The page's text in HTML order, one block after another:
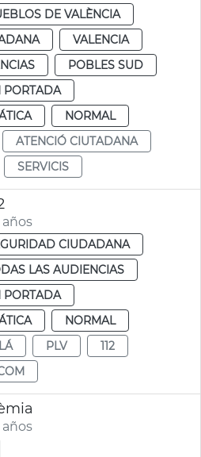
DE VALÈNCIA
VALENCIA
POBLES SUD
PORTADA
NORMAL
ATENCIÓ CIUTADANA
SERVICIS
CIUDADANA
LAS AUDIENCIAS
PORTADA
NORMAL
PLV
112